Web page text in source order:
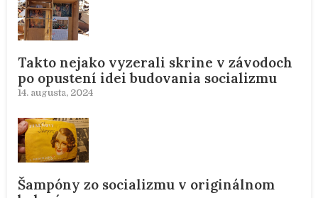
Takto nejako vyzerali skrine v závodoch
po opustení idei budovania socializmu
14. augusta, 2024
Šampóny zo socializmu v originálnom